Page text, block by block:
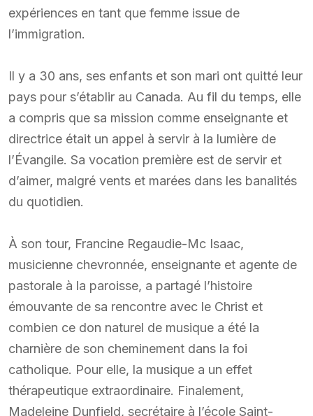
expériences en tant que femme issue de
l’immigration.
Il y a 30 ans, ses enfants et son mari ont quitté leur
pays pour s’établir au Canada. Au fil du temps, elle
a compris que sa mission comme enseignante et
directrice était un appel à servir à la lumière de
l’Évangile. Sa vocation première est de servir et
d’aimer, malgré vents et marées dans les banalités
du quotidien.
À son tour, Francine Regaudie-Mc Isaac,
musicienne chevronnée, enseignante et agente de
pastorale à la paroisse, a partagé l’histoire
émouvante de sa rencontre avec le Christ et
combien ce don naturel de musique a été la
charnière de son cheminement dans la foi
catholique. Pour elle, la musique a un effet
thérapeutique extraordinaire. Finalement,
Madeleine Dunfield, secrétaire à l’école Saint-